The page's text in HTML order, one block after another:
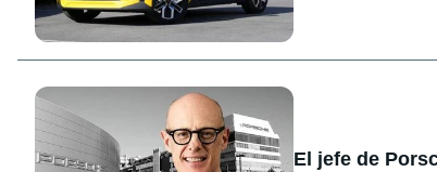
El jefe de